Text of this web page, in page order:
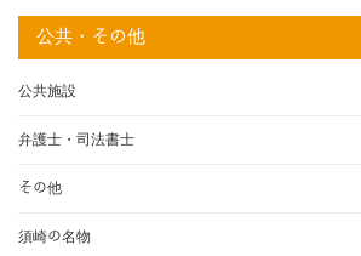
公共・その他
公共施設
弁護士・司法書士
その他
須崎の名物